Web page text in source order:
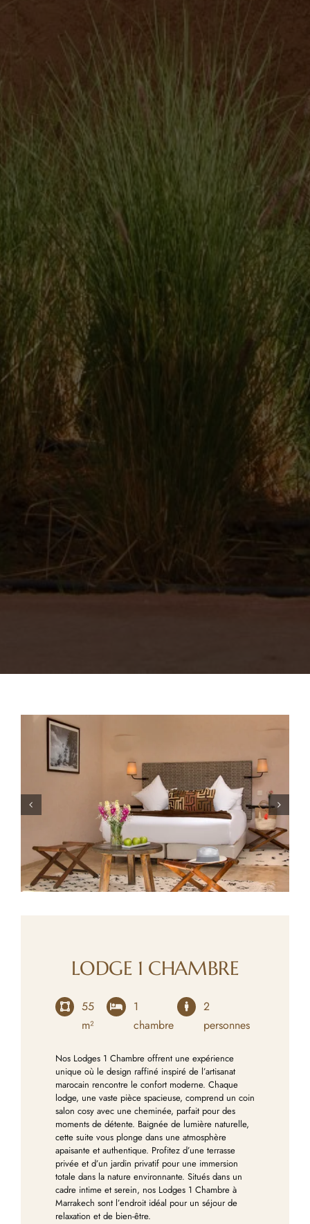
LODGE 1 CHAMBRE
55
m²
1
chambre
2
personnes
Nos Lodges 1 Chambre offrent une expérience
unique où le design raffiné inspiré de l’artisanat
marocain rencontre le confort moderne. Chaque
lodge, une vaste pièce spacieuse, comprend un coin
salon cosy avec une cheminée, parfait pour des
moments de détente. Baignée de lumière naturelle,
cette suite vous plonge dans une atmosphère
apaisante et authentique. Profitez d’une terrasse
privée et d’un jardin privatif pour une immersion
totale dans la nature environnante. Situés dans un
cadre intime et serein, nos Lodges 1 Chambre à
Marrakech sont l’endroit idéal pour un séjour de
relaxation et de bien-être.